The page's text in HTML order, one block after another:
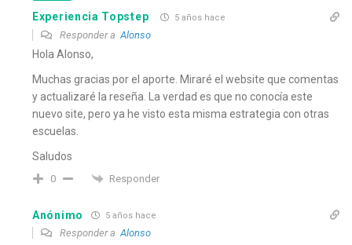
Experiencia Topstep 5 años hace
Responder a Alonso
Hola Alonso,
Muchas gracias por el aporte. Miraré el website que comentas
y actualizaré la reseña. La verdad es que no conocía este
nuevo site, pero ya he visto esta misma estrategia con otras
escuelas.
Saludos
0 Responder
Anónimo 5 años hace
Responder aAlonso